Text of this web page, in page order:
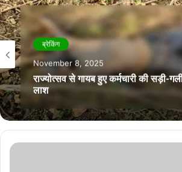
ब्रेकिंग
November 8, 2025
राज्योत्सव से गायब हुए कर्मचारी की सड़ी-गली हालत में मिली
लाश